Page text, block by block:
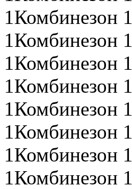
1Комбинезон
1Комбинезон
1Комбинезон
1Комбинезон
1Комбинезон
1Комбинезон
1Комбинезон
1Комбинезон